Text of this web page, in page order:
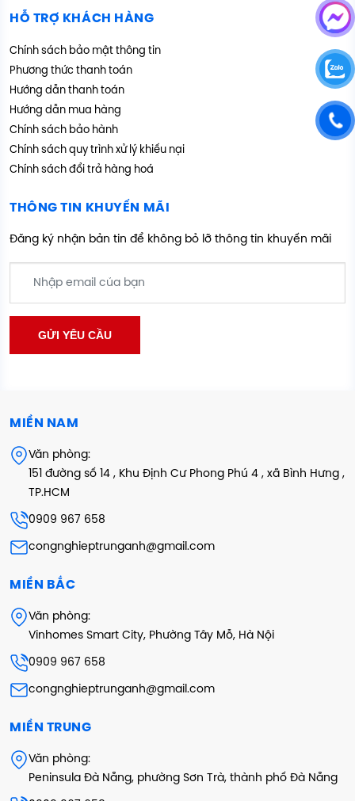
HỖ TRỢ KHÁCH HÀNG
Chính sách bảo mật thông tin
Phương thức thanh toán
Hướng dẫn thanh toán
Hướng dẫn mua hàng
Chính sách bảo hành
Chính sách quy trình xử lý khiếu nại
Chính sách đổi trả hàng hoá
THÔNG TIN KHUYẾN MÃI
Đăng ký nhận bản tin để không bỏ lỡ thông tin khuyến mãi
MIỀN NAM
Văn phòng:
151 đường số 14 , Khu Định Cư Phong Phú 4 , xã Bình Hưng ,
TP.HCM
0909 967 658
congnghieptrunganh@gmail.com
MIỀN BẮC
Văn phòng:
Vinhomes Smart City, Phường Tây Mỗ, Hà Nội
0909 967 658
congnghieptrunganh@gmail.com
MIỀN TRUNG
Văn phòng:
Peninsula Đà Nẵng, phường Sơn Trà, thành phố Đà Nẵng